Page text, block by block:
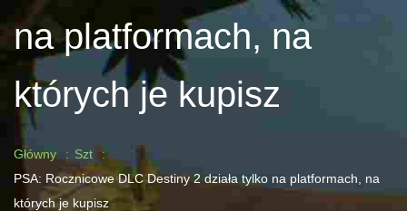
na platformach, na
których je kupisz
Główny
Szt
PSA: Rocznicowe DLC Destiny 2 działa tylko na platformach, na
których je kupisz